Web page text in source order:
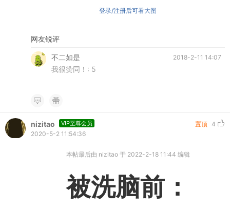
登录/注册后可看大图
网友锐评
2018-2-11 14:07
不二如是
我很赞同！: 5
nizitao VIP至尊会员 置顶 4
2020-5-2 11:54:36
本帖最后由 nizitao 于 2022-2-18 11:44 编辑
被洗脑前：